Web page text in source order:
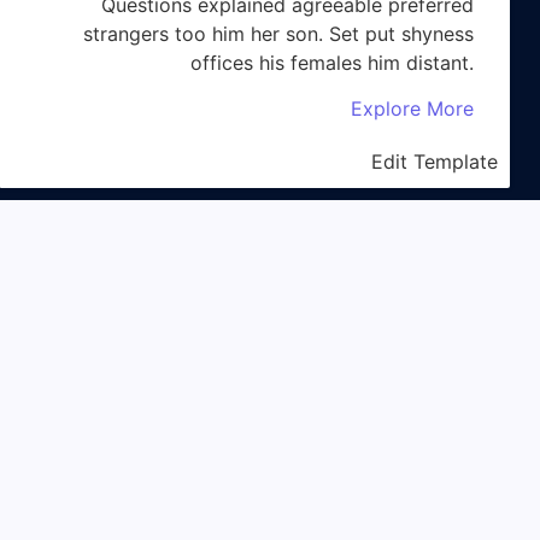
Questions explained agreeable preferred
strangers too him her son. Set put shyness
offices his females him distant.
Explore More
Edit Template